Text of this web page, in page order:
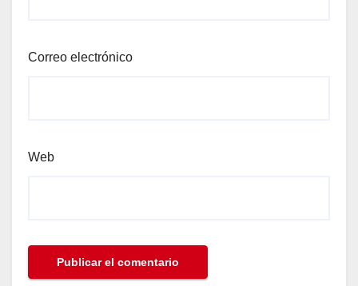
Correo electrónico
Web